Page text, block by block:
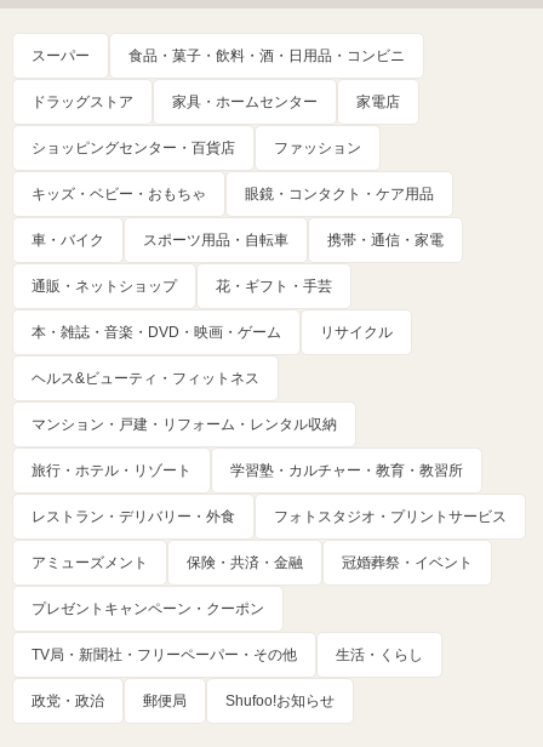
スーパー 食品・菓子・飲料・酒・日用品・コンビニ
ドラッグストア 家具・ホームセンター 家電店
ショッピングセンター・百貨店 ファッション
キッズ・ベビー・おもちゃ 眼鏡・コンタクト・ケア用品
車・バイク スポーツ用品・自転車 携帯・通信・家電
通販・ネットショップ 花・ギフト・手芸
本・雑誌・音楽・DVD・映画・ゲーム リサイクル
ヘルス&ビューティ・フィットネス
マンション・戸建・リフォーム・レンタル収納
旅行・ホテル・リゾート 学習塾・カルチャー・教育・教習所
レストラン・デリバリー・外食 フォトスタジオ・プリントサービス
アミューズメント 保険・共済・金融 冠婚葬祭・イベント
プレゼントキャンペーン・クーポン
TV局・新聞社・フリーペーパー・その他 生活・くらし
政党・政治 郵便局 Shufoo!お知らせ